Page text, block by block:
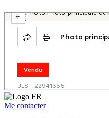
Me contacter